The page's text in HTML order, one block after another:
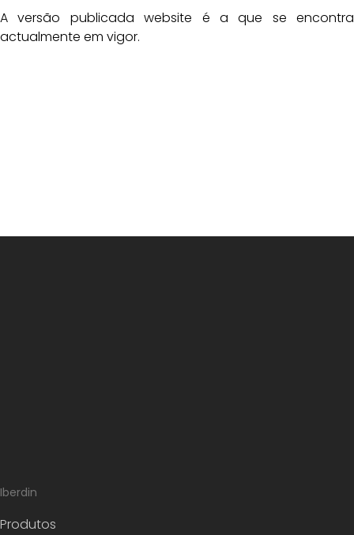
A versão publicada website é a que se encontra
actualmente em vigor.
Iberdin
Produtos